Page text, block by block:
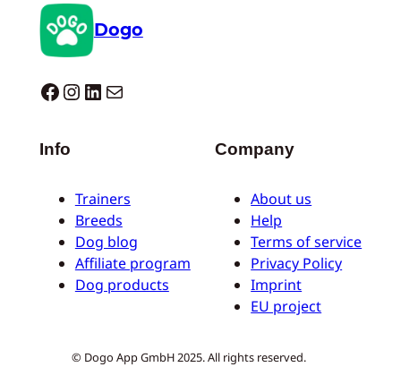
Dogo
Dogo facebook InstagramLinkedIn Mail
Info
Trainers
Breeds
Dog blog
Affiliate program
Dog products
Company
About us
Help
Terms of service
Privacy Policy
Imprint
EU project
© Dogo App GmbH 2025. All rights reserved.